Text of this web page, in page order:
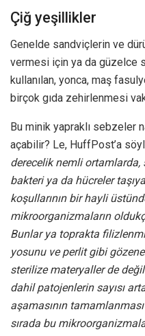
Çiğ yeşillikler
Genelde sandviçlerin ve
vermesi için ya da güzelce
kullanılan, yonca, maş
birçok gıda zehirlenmesi
Bu minik yapraklı sebzeler
açabilir? Le, HuffPost’a
derecelik nemli
bakteri ya da hücreler
koşullarının bir hayli
mikroorganizmaların
Bunlar ya toprakta
yosunu ve perlit gibi
sterilize materyaller de
dahil patojenlerin sayısı
aşamasının
sırada bu